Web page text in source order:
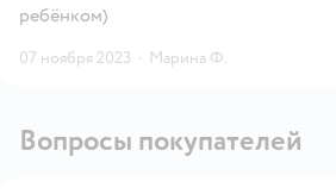
ребёнком)
07 ноября 2023 · Марина Ф.
Вопросы покупателей